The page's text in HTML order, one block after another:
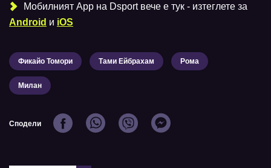
Мобилният Аpp на Dsport вече е тук - изтеглете за
Android и iOS
Фикайо Томори Тами Ейбрахам Рома
Милан
Сподели